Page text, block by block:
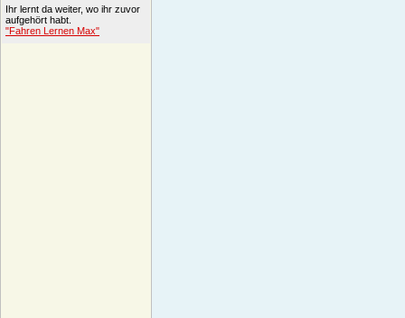
Ihr lernt da weiter, wo ihr zuvor
aufgehört habt.
"Fahren Lernen Max"